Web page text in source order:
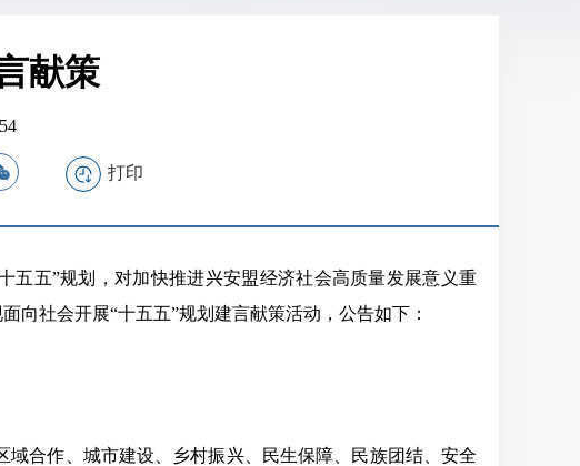
献策
打印
五五”规划，对加快推进兴安盟经济社会高质量发展意义重
向社会开展“十五五”规划建言献策活动，公告如下：
合作、 城市建设、
乡村振兴、民生保障、民族团结、安全